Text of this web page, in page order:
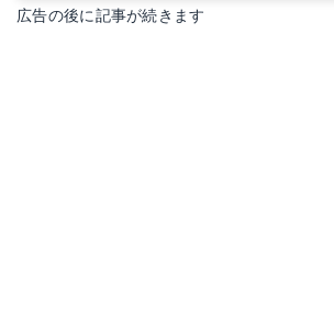
広告の後に記事が続きます